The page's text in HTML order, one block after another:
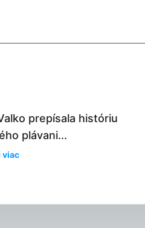
prepísala históriu
plávani...
viac